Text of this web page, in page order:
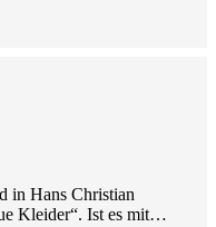
in Hans Christian
Kleider“. Ist es mit…